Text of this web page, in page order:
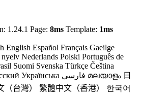
1.24.1 Page: 8ms Template: 1ms
English Español Français Gaeilge
nyelv Nederlands Polski Português de
Suomi Svenska Türkçe Čeština
Українська فارسی മലയാളം 日
（台灣） 繁體中文（香港）
한국어